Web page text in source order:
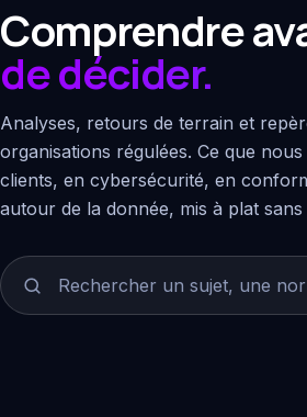
Comprendre
de décider.
Analyses, retours de terrain et
organisations régulées. Ce que
clients, en cybersécurité, en
autour de la donnée, mis à plat
Rechercher un article